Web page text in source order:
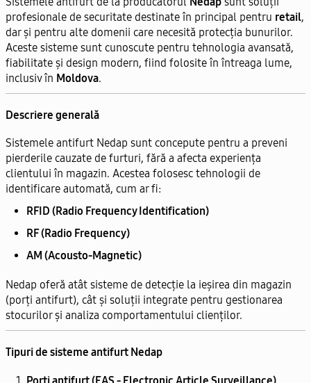
profesionale de securitate destinate în principal pentru retail,
dar și pentru alte domenii care necesită protecția bunurilor.
Aceste sisteme sunt cunoscute pentru tehnologia avansată,
fiabilitate și design modern, fiind folosite în întreaga lume,
inclusiv în Moldova.
Descriere generală
Sistemele antifurt Nedap sunt concepute pentru a preveni
pierderile cauzate de furturi, fără a afecta experiența
clientului în magazin. Acestea folosesc tehnologii de
identificare automată, cum ar fi:
RFID (Radio Frequency Identification)
RF (Radio Frequency)
AM (Acousto-Magnetic)
Nedap oferă atât sisteme de detecție la ieșirea din magazin
(porți antifurt), cât și soluții integrate pentru gestionarea
stocurilor și analiza comportamentului clienților.
Tipuri de sisteme antifurt Nedap